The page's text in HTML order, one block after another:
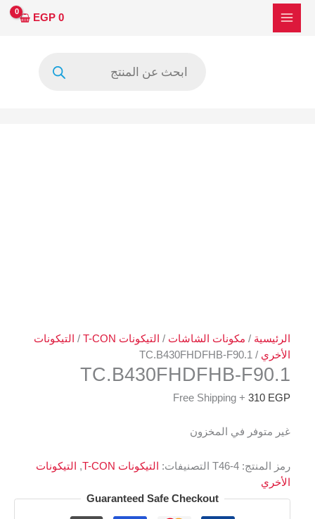
تخطي
0
EGP
الرئيسية / مكونات الشاشات / التيكونات T-CON / التيكونات
الأخري / TC.B430FHDFHB-F90.1
TC.B430FHDFHB-F90.1
310 EGP
+ Free Shipping
غير متوفر في المخزون
رمز المنتج: T46-4 التصنيفات: التيكونات T-CON ,
التيكونات
الأخري
Guaranteed Safe Checkout